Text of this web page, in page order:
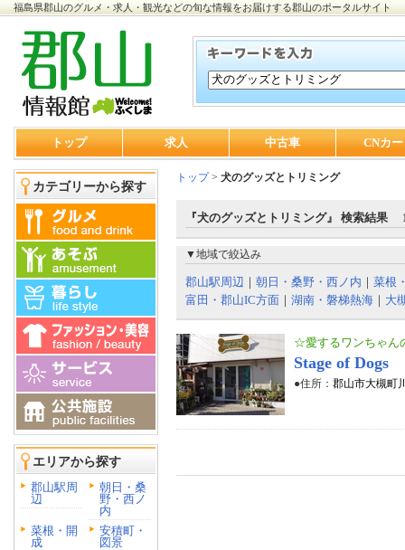
福島県郡山のグルメ・求人・観光などの旬な情報をお届けする郡山のポータルサイト
トップ 求人 中古車 CNカ
カテゴリーから探す
エリアから探す
郡山駅周
辺
朝日・桑
野・西ノ
内
菜根・開
成
安積町・
図景
トップ> 犬のグッズとトリミング
『犬のグッズとトリミング』 検索結果
▼地域で絞込み
郡山駅周辺 ｜ 朝日・桑野・西ノ内 ｜ 菜根
富田・郡山IC方面 ｜ 湖南・磐梯熱海 ｜ 大
☆愛するワンちゃん
Stage of Dogs
●住所： 郡山市大槻町